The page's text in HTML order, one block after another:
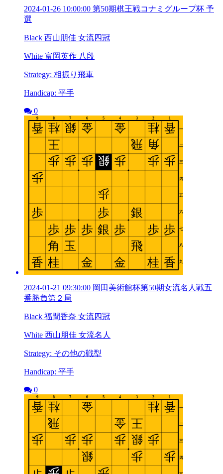
2024-01-26 10:00:00 第50期棋王戦コナミグループ杯 予
選
Black 西山朋佳 女流四冠
White 富岡英作 八段
Strategy: 相振り飛車
Handicap: 平手
0
2024-01-21 09:30:00 岡田美術館杯第50期女流名人戦五
番勝負第２局
Black 福間香奈 女流四冠
White 西山朋佳 女流名人
Strategy: その他の戦型
Handicap: 平手
0